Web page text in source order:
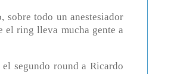
sobre todo un anestesiador
el ring lleva mucha gente a
segundo round a Ricardo